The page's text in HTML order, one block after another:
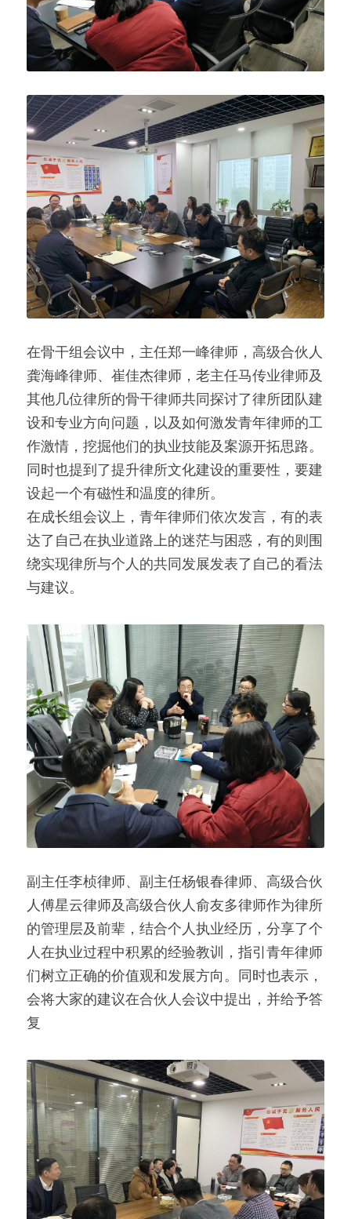
在骨干组会议中，主任郑一峰律师，高级合伙人
龚海峰律师、崔佳杰律师，老主任马传业律师及
其他几位律所的骨干律师共同探讨了律所团队建
设和专业方向问题，以及如何激发青年律师的工
作激情，挖掘他们的执业技能及案源开拓思路。
同时也提到了提升律所文化建设的重要性，要建
设起一个有磁性和温度的律所。
在成长组会议上，青年律师们依次发言，有的表
达了自己在执业道路上的迷茫与困惑，有的则围
绕实现律所与个人的共同发展发表了自己的看法
与建议。
副主任李桢律师、副主任杨银春律师、高级合伙
人傅星云律师及高级合伙人俞友多律师作为律所
的管理层及前辈，结合个人执业经历，分享了个
人在执业过程中积累的经验教训，指引青年律师
们树立正确的价值观和发展方向。同时也表示，
会将大家的建议在合伙人会议中提出，并给予答
复